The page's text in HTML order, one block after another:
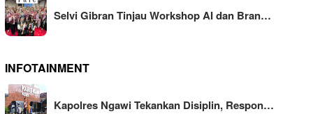
Selvi Gibran Tinjau Workshop AI dan Bran…
INFOTAINMENT
Kapolres Ngawi Tekankan Disiplin, Respon…